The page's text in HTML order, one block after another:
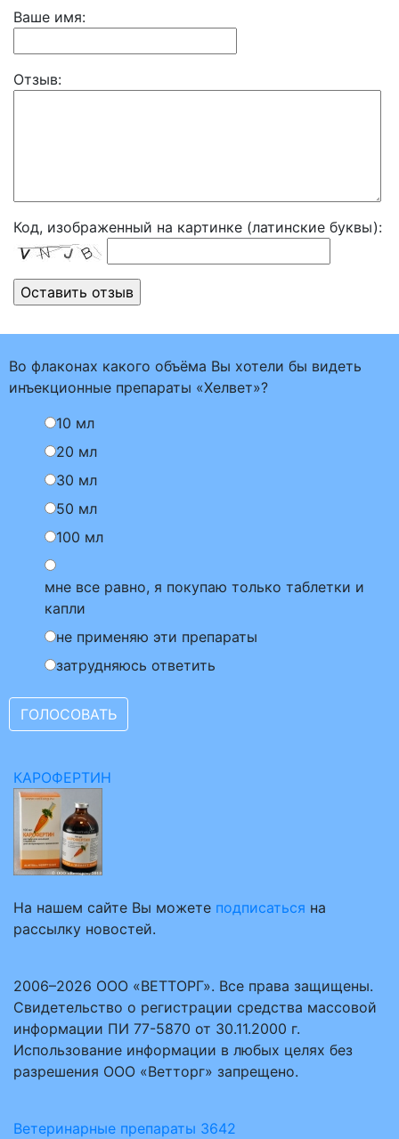
Ваше имя:
Отзыв:
Код, изображенный на картинке (латинские буквы):
Во флаконах какого объёма Вы хотели бы видеть
инъекционные препараты «Хелвет»?
10 мл
20 мл
30 мл
50 мл
100 мл
мне все равно, я покупаю только таблетки и
капли
не применяю эти препараты
затрудняюсь ответить
КАРОФЕРТИН
На нашем сайте Вы можете подписаться на
рассылку новостей.
2006–2026 ООО «ВЕТТОРГ». Все права защищены.
Свидетельство о регистрации средства массовой
информации ПИ 77-5870 от 30.11.2000 г.
Использование информации в любых целях без
разрешения ООО «Ветторг» запрещено.
Ветеринарные препараты 3642